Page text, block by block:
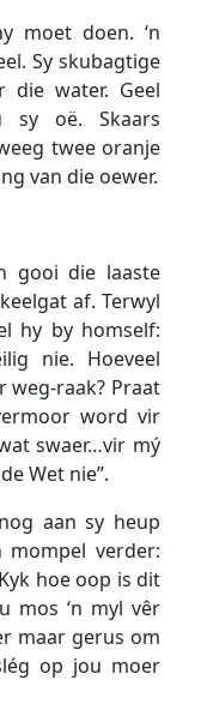
moet doen. ‘n
Sy skubagtige
die water. Geel
sy oë. Skaars
twee oranje
van die oewer.
gooi die laaste
af. Terwyl
hy by homself:
nie. Hoeveel
weg-raak? Praat
word vir
swaer…vir mý
Wet nie”.
aan sy heup
verder:
hoe oop is dit
mos ‘n myl vêr
maar gerus om
op jou moer